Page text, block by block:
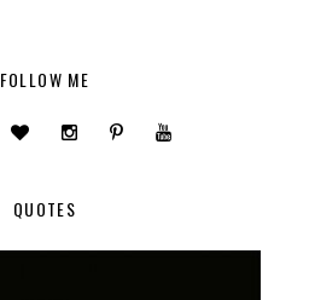
FOLLOW ME
QUOTES